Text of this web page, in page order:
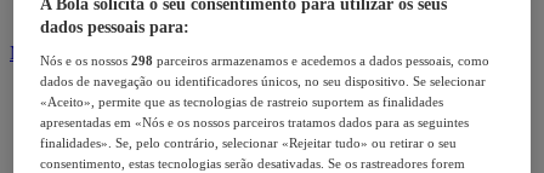
Modalidades
A Bola solicita o seu consentimento para utilizar os seus
dados pessoais para:
Nós e os nossos298 parceiros armazenamos e acedemos a dados pessoais, como
dados de navegação ou identificadores únicos, no seu dispositivo. Se selecionar
«Aceito», permite que as tecnologias de rastreio suportem as finalidades
apresentadas em «Nós e os nossos parceiros tratamos dados para as seguintes
finalidades». Se, pelo contrário, selecionar «Rejeitar tudo» ou retirar o seu
consentimento, estas tecnologias serão desativadas. Se os rastreadores forem